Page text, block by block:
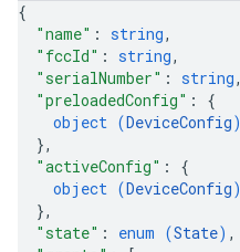
{
"name" : string,
"fccId" : string,
"serialNumber" : string,
"preloadedConfig" : {
object (DeviceConfig)
},
"activeConfig" : {
object (DeviceConfig)
},
"state" : enum (State) ,